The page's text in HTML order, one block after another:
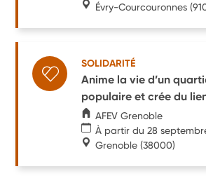
Évry-Courcouronnes
SOLIDARITÉ
Anime la vie d’un
populaire et crée du
AFEV Grenoble
À partir du 28
Grenoble (38000)